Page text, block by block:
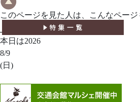
このページを見た人は、こんなページ
本日は2026
8/9
(日)